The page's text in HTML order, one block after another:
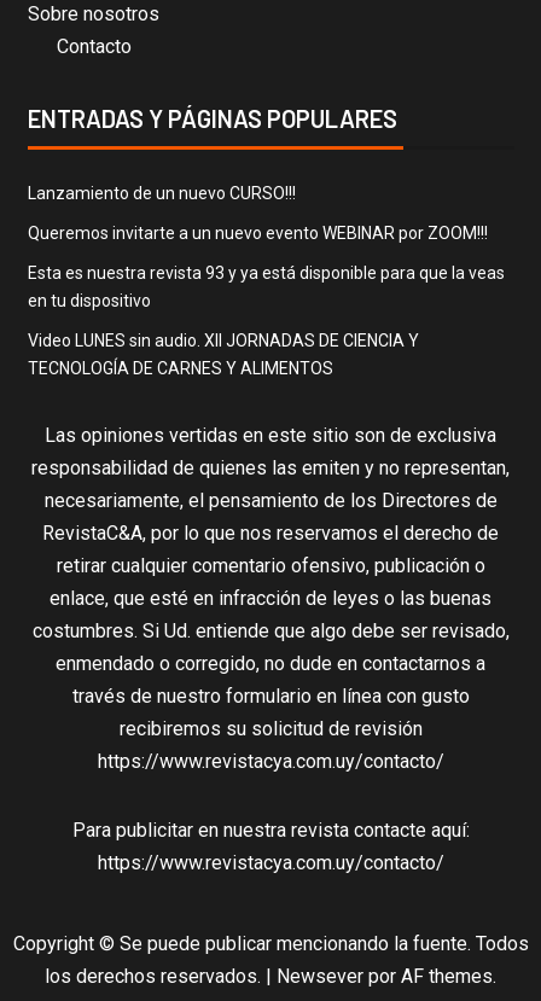
Sobre nosotros
Contacto
ENTRADAS Y PÁGINAS POPULARES
Lanzamiento de un nuevo CURSO!!!
Queremos invitarte a un nuevo evento WEBINAR por ZOOM!!!
Esta es nuestra revista 93 y ya está disponible para que la veas
en tu dispositivo
Video LUNES sin audio. XII JORNADAS DE CIENCIA Y
TECNOLOGÍA DE CARNES Y ALIMENTOS
Las opiniones vertidas en este sitio son de exclusiva
responsabilidad de quienes las emiten y no representan,
necesariamente, el pensamiento de los Directores de
RevistaC&A, por lo que nos reservamos el derecho de
retirar cualquier comentario ofensivo, publicación o
enlace, que esté en infracción de leyes o las buenas
costumbres. Si Ud. entiende que algo debe ser revisado,
enmendado o corregido, no dude en contactarnos a
través de nuestro formulario en línea con gusto
recibiremos su solicitud de revisión
https://www.revistacya.com.uy/contacto/
Para publicitar en nuestra revista contacte aquí:
https://www.revistacya.com.uy/contacto/
Copyright © Se puede publicar mencionando la fuente. Todos
los derechos reservados. | Newsever por AF themes.